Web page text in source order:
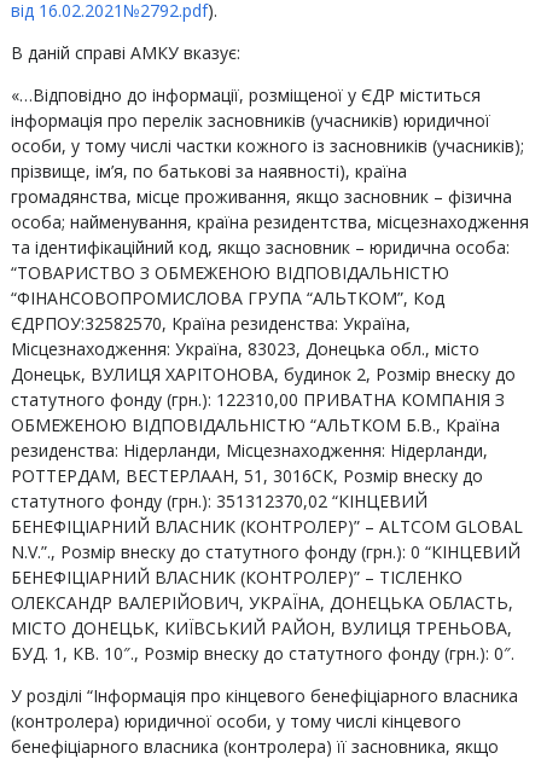
від 16.02.2021№2792.pdf).
В даній справі АМКУ вказує:
«…Відповідно до інформації, розміщеної у ЄДР міститься
інформація про перелік засновників (учасників) юридичної
особи, у тому числі частки кожного із засновників (учасників);
прізвище, ім’я, по батькові за наявності), країна
громадянства, місце проживання, якщо засновник – фізична
особа; найменування, країна резидентства, місцезнаходження
та ідентифікаційний код, якщо засновник – юридична особа:
“ТОВАРИСТВО З ОБМЕЖЕНОЮ ВІДПОВІДАЛЬНІСТЮ
“ФІНАНСОВОПРОМИСЛОВА ГРУПА “АЛЬТКОМ”, Код
ЄДРПОУ:32582570, Країна резиденства: Україна,
Місцезнаходження: Україна, 83023, Донецька обл., місто
Донецьк, ВУЛИЦЯ ХАРІТОНОВА, будинок 2, Розмір внеску до
статутного фонду (грн.): 122310,00 ПРИВАТНА КОМПАНІЯ З
ОБМЕЖЕНОЮ ВІДПОВІДАЛЬНІСТЮ “АЛЬТКОМ Б.В., Країна
резиденства: Нідерланди, Місцезнаходження: Нідерланди,
РОТТЕРДАМ, ВЕСТЕРЛААН, 51, 3016СК, Розмір внеску до
статутного фонду (грн.): 351312370,02 “КІНЦЕВИЙ
БЕНЕФІЦІАРНИЙ ВЛАСНИК (КОНТРОЛЕР)” – ALTCOM GLOBAL
N.V.”., Розмір внеску до статутного фонду (грн.): 0 “КІНЦЕВИЙ
БЕНЕФІЦІАРНИЙ ВЛАСНИК (КОНТРОЛЕР)” – ТІСЛЕНКО
ОЛЕКСАНДР ВАЛЕРІЙОВИЧ, УКРАЇНА, ДОНЕЦЬКА ОБЛАСТЬ,
МІСТО ДОНЕЦЬК, КИЇВСЬКИЙ РАЙОН, ВУЛИЦЯ ТРЕНЬОВА,
БУД. 1, КВ. 10″., Розмір внеску до статутного фонду (грн.): 0″.
У розділі “Інформація про кінцевого бенефіціарного власника
(контролера) юридичної особи, у тому числі кінцевого
бенефіціарного власника (контролера) її засновника, якщо